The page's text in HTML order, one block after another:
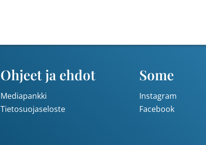
Ohjeet ja ehdot
Mediapankki
Tietosuojaseloste
Some
Instagram
Facebook